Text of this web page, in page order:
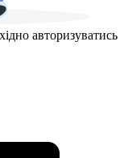
авторизуватись